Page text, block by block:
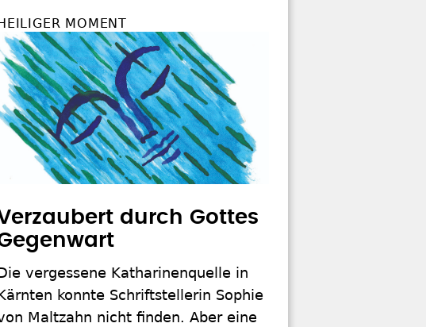
MOMENT
durch Gottes
vergessene Katharinenquelle in
konnte Schriftstellerin Sophie
Maltzahn nicht finden. Aber eine